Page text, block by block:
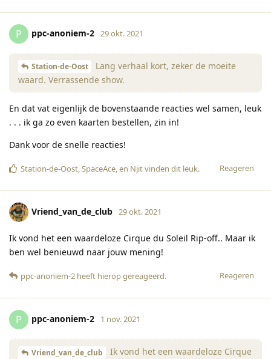
P ppc-anoniem-2 29 okt. 2021
Station-de-Oost
Lang verhaal kort, zeker de moeite
waard. Verrassende show.
En dat vat eigenlijk de bovenstaande reacties wel samen, leuk
. . . ik ga zo even kaarten bestellen, zin in!
Dank voor de snelle reacties!
Reageren
Station-de-Oost,SpaceAce, en Njitvinden dit leuk.
Vriend_van_de_club 29 okt. 2021
Ik vond het een waardeloze Cirque du Soleil Rip-off.. Maar ik
ben wel benieuwd naar jouw mening!
Reageren
ppc-anoniem-2 heeft hierop gereageerd.
P ppc-anoniem-2 1 nov. 2021
Vriend_van_de_club
Ik vond het een waardeloze Cirque